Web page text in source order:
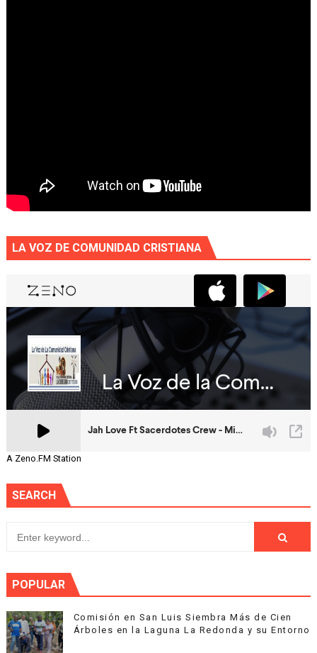
LA VOZ DE COMUNIDAD CRISTIANA
A Zeno.FM Station
SEARCH
POPULAR
Comisión en San Luis Siembra Más de Cien
Árboles en la Laguna La Redonda y su Entorno